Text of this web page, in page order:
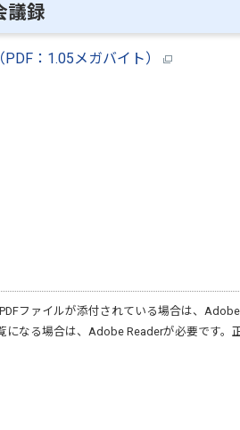
議録
：1.05メガバイト）
ファイルが添付されている場合は、
になる場合は、 Adobe Readerが必要です。